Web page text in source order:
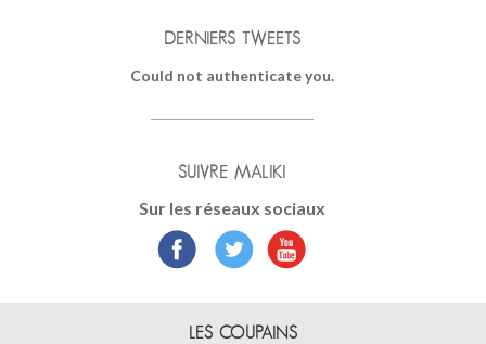
DERNIERS TWEETS
Could not authenticate you.
SUIVRE MALIKI
Sur les réseaux sociaux
LES COUPAINS